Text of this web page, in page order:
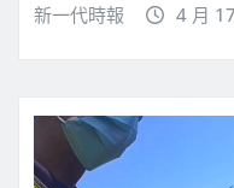
新一代時報 4 月